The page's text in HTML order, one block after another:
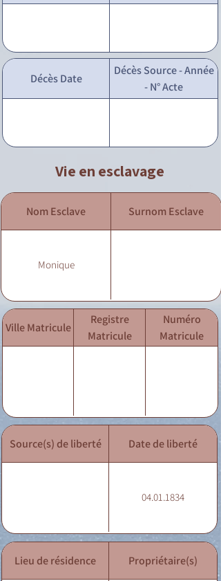
Décès Date
Décès Source - Année
- N° Acte
Vie en esclavage
Nom Esclave Surnom Esclave
Monique
Ville Matricule
Registre
Matricule
Numéro
Matricule
Source(s) de liberté Date de liberté
04.01.1834
Lieu de résidence Propriétaire(s)